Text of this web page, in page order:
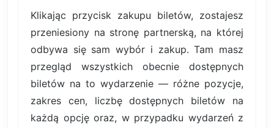
Klikając przycisk zakupu biletów, zostajesz
przeniesiony na stronę partnerską, na której
odbywa się sam wybór i zakup. Tam masz
przegląd wszystkich obecnie dostępnych
biletów na to wydarzenie — różne pozycje,
zakres cen, liczbę dostępnych biletów na
każdą opcję oraz, w przypadku wydarzeń z